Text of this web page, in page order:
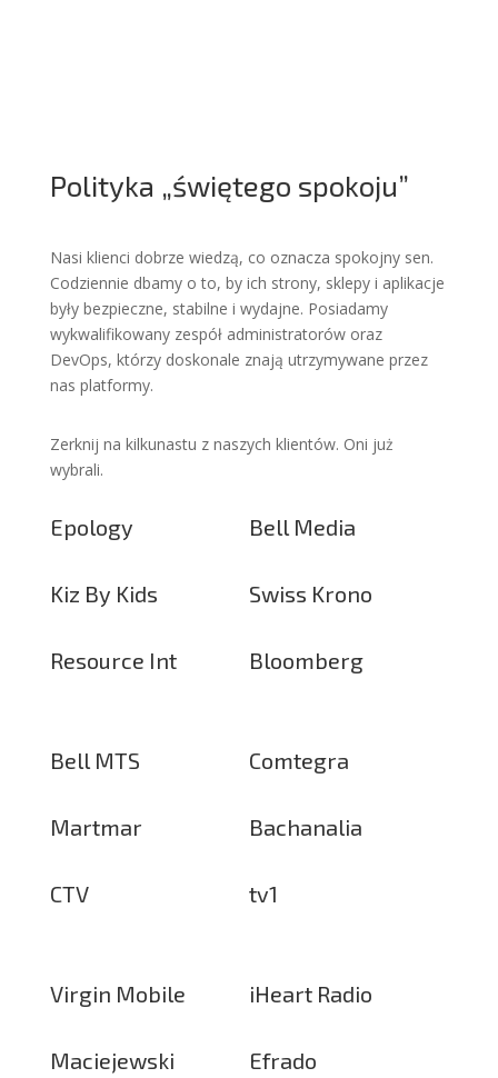
Polityka „świętego spokoju”
Nasi klienci dobrze wiedzą, co oznacza spokojny sen.
Codziennie dbamy o to, by ich strony, sklepy i aplikacje
były bezpieczne, stabilne i wydajne. Posiadamy
wykwalifikowany zespół administratorów oraz
DevOps, którzy doskonale znają utrzymywane przez
nas platformy.
Zerknij na kilkunastu z naszych klientów. Oni już
wybrali.
Epology Bell Media
Kiz By Kids Swiss Krono
Resource Int Bloomberg
Bell MTS Comtegra
Martmar Bachanalia
CTV tv1
Virgin Mobile iHeart Radio
Maciejewski Efrado